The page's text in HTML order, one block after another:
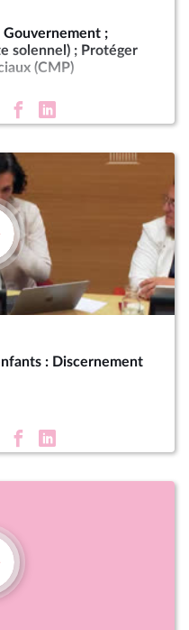
Gouvernement ;
solennel) ; Protéger
(CMP)
: Discernement